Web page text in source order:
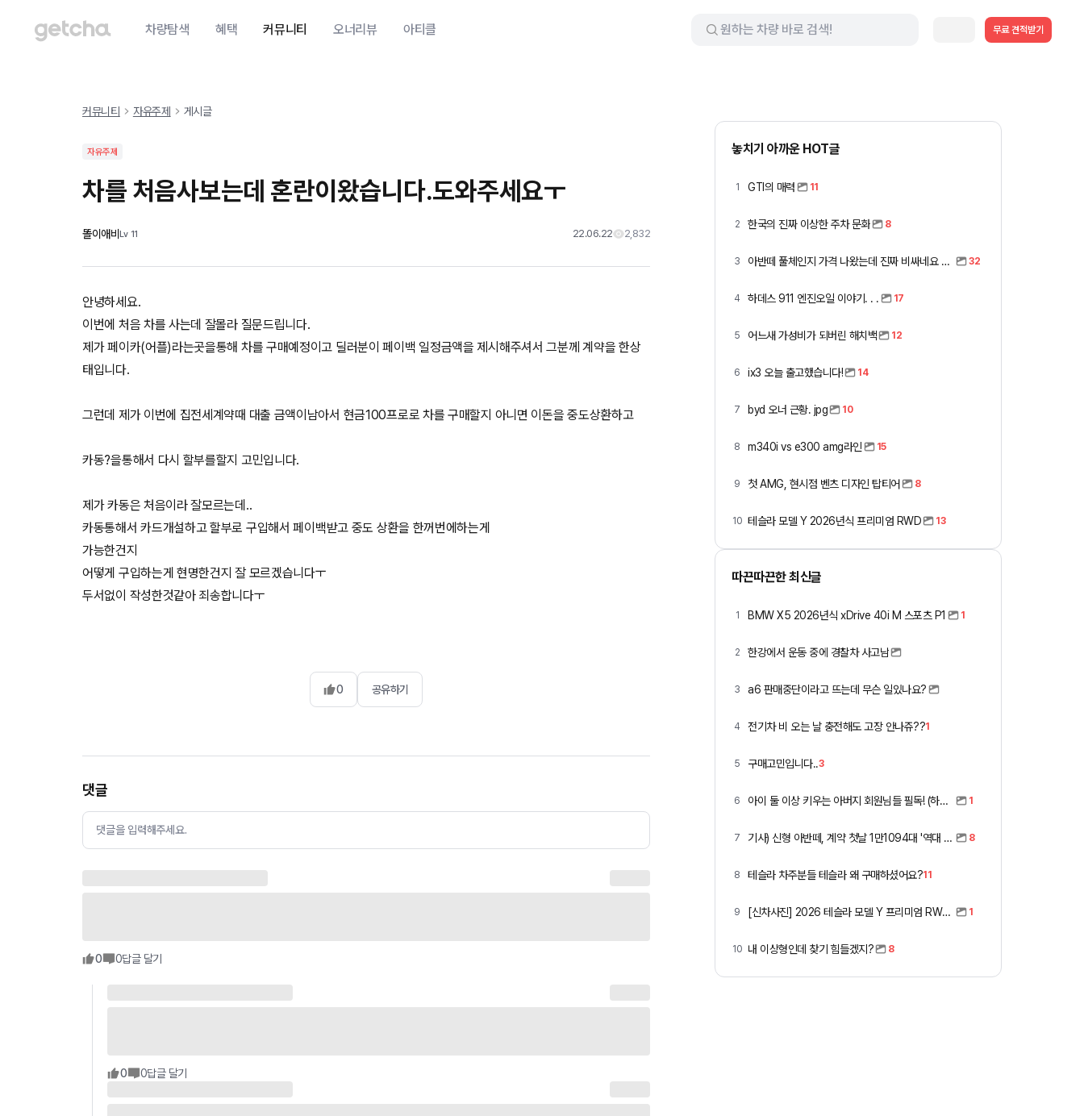
차량탐색 혜택 커뮤니티 오너리뷰 아티클 무료 견적받기
커뮤니티 자유주제 게시글
자유주제
차를 처음사보는데 혼란이왔습니다.도와주세요ㅜ
똘이애비 Lv 11 22.06.22 2,832
안녕하세요.
이번에 처음 차를 사는데 잘몰라 질문드립니다.
제가 페이카(어플)라는곳을통해 차를 구매예정이고 딜러분이 페이백 일정금액을 제시해주셔서 그분께 계약을 한상
태입니다.
그런데 제가 이번에 집전세계약때 대출 금액이남아서 현금100프로로 차를 구매할지 아니면 이돈을 중도상환하고
카동?을통해서 다시 할부를할지 고민입니다.
제가 카동은 처음이라 잘모르는데..
카동통해서 카드개설하고 할부로 구입해서 페이백받고 중도 상환을 한꺼번에하는게
가능한건지
어떻게 구입하는게 현명한건지 잘 모르겠습니다ㅜ
두서없이 작성한것같아 죄송합니다ㅜ
0 공유하기
댓글
댓글을 입력해주세요.
0 0답글 달기
0 0답글 달기
놓치기 아까운 HOT글
1 GTI의 매력 11
2 한국의 진짜 이상한 주차 문화 8
3 아반떼 풀체인지 가격 나왔는데 진짜 비싸네요 ㅎㅎ 32
4 하데스 911 엔진오일 이야기. . . 17
5 어느새 가성비가 되버린 해치백 12
6 ix3 오늘 출고했습니다! 14
7 byd 오너 근황. jpg 10
8 m340i vs e300 amg라인 15
9 첫 AMG, 현시점 벤츠 디자인 탑티어 8
10 테슬라 모델 Y 2026년식 프리미엄 RWD 13
따끈따끈한 최신글
1 BMW X5 2026년식 xDrive 40i M 스포츠 P1 1
2 한강에서 운동 중에 경찰차 사고남
3 a6 판매중단이라고 뜨는데 무슨 일있나요?
4 전기차 비 오는 날 충전해도 고장 안나쥬??1
5 구매고민입니다..3
6 아이 둘 이상 키우는 아버지 회원님들 필독! (하이패스 할인) 1
7 기사) 신형 아반떼, 계약 첫날 1만1094대 '역대 최고' 8
8 테슬라 차주분들 테슬라 왜 구매하셨어요?11
9 [신차사진] 2026 테슬라 모델 Y 프리미엄 RWD (펄 화이트 + 블랙시트) 1
10 내 이상형인데 찾기 힘들겠지? 8